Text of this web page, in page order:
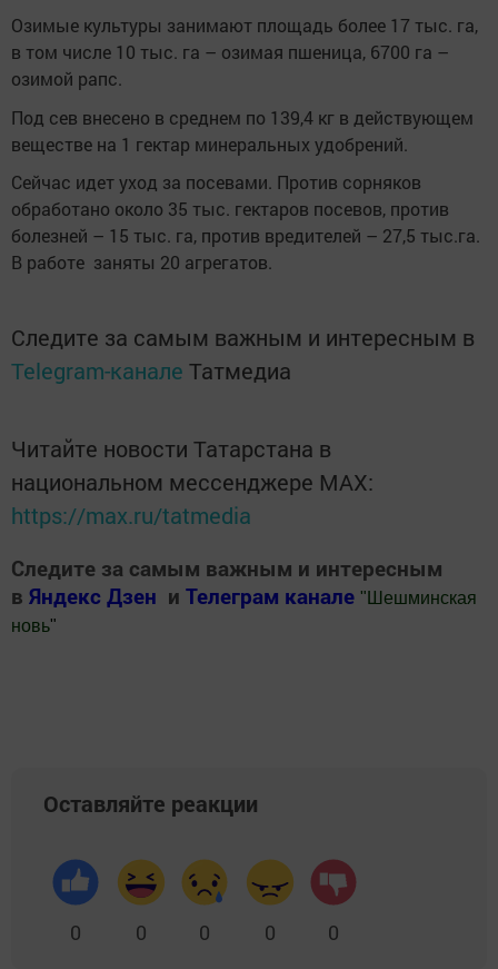
Озимые культуры занимают площадь более 17 тыс. га,
в том числе 10 тыс. га – озимая пшеница, 6700 га –
озимой рапс.
Под сев внесено в среднем по 139,4 кг в действующем
веществе на 1 гектар минеральных удобрений.
Сейчас идет уход за посевами. Против сорняков
обработано около 35 тыс. гектаров посевов, против
болезней – 15 тыс. га, против вредителей – 27,5 тыс.га.
В работе заняты 20 агрегатов.
Следите за самым важным и интересным в
Telegram-канале Татмедиа
Читайте новости Татарстана в
национальном мессенджере MАХ:
https://max.ru/tatmedia
Следите за самым важным и интересным
в Яндекс Дзен и Телеграм канале " Шешминская
новь"
Оставляйте реакции
0 0 0 0 0